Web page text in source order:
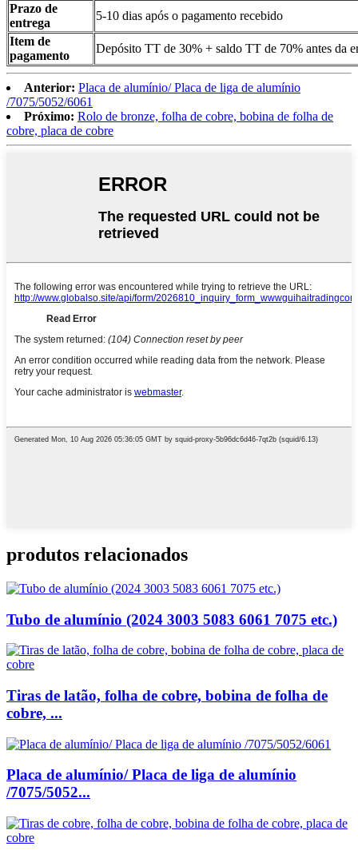
Prazo de
entrega
5-10 dias após o pagamento recebido
Item de
pagamento
Depósito TT de 30% + saldo TT de 70% antes da
Anterior: Placa de alumínio/ Placa de liga de alumínio
/7075/5052/6061
Próximo: Rolo de bronze, folha de cobre, bobina de folha de
cobre, placa de cobre
produtos relacionados
Tubo de alumínio (2024 3003 5083 6061 7075 etc.)
Tiras de latão, folha de cobre, bobina de folha de
cobre, ...
Placa de alumínio/ Placa de liga de alumínio
/7075/5052...